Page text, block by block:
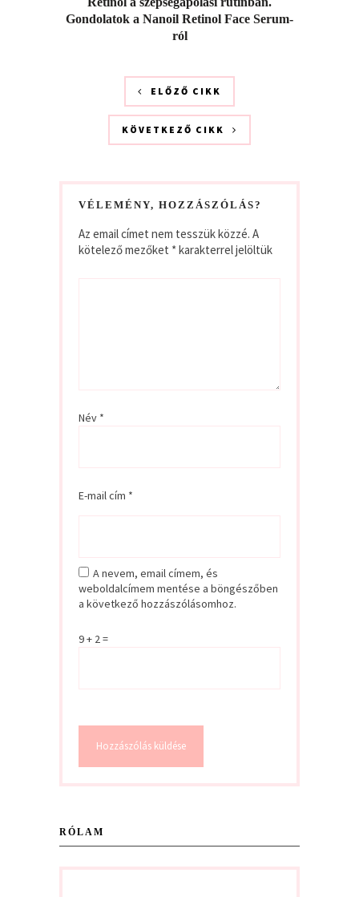
Gondolatok a Nanoil Retinol Face Serum-
ról
ELŐZŐ CIKK
KÖVETKEZŐ CIKK
VÉLEMÉNY, HOZZÁSZÓLÁS?
Az email címet nem tesszük közzé. A
kötelező mezőket *karakterrel jelöltük
Név *
E-mail cím *
A nevem, email címem, és
weboldalcímem mentése a böngészőben
a következő hozzászólásomhoz.
9 + 2 =
RÓLAM